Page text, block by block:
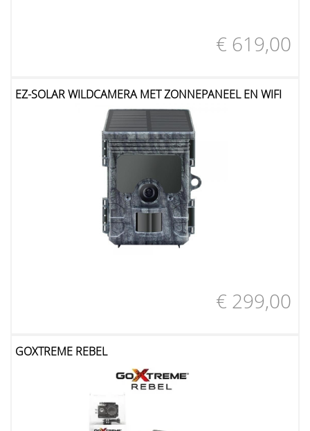
€ 619,00
EZ-SOLAR WILDCAMERA MET ZONNEPANEEL EN WIFI
€ 299,00
GOXTREME REBEL